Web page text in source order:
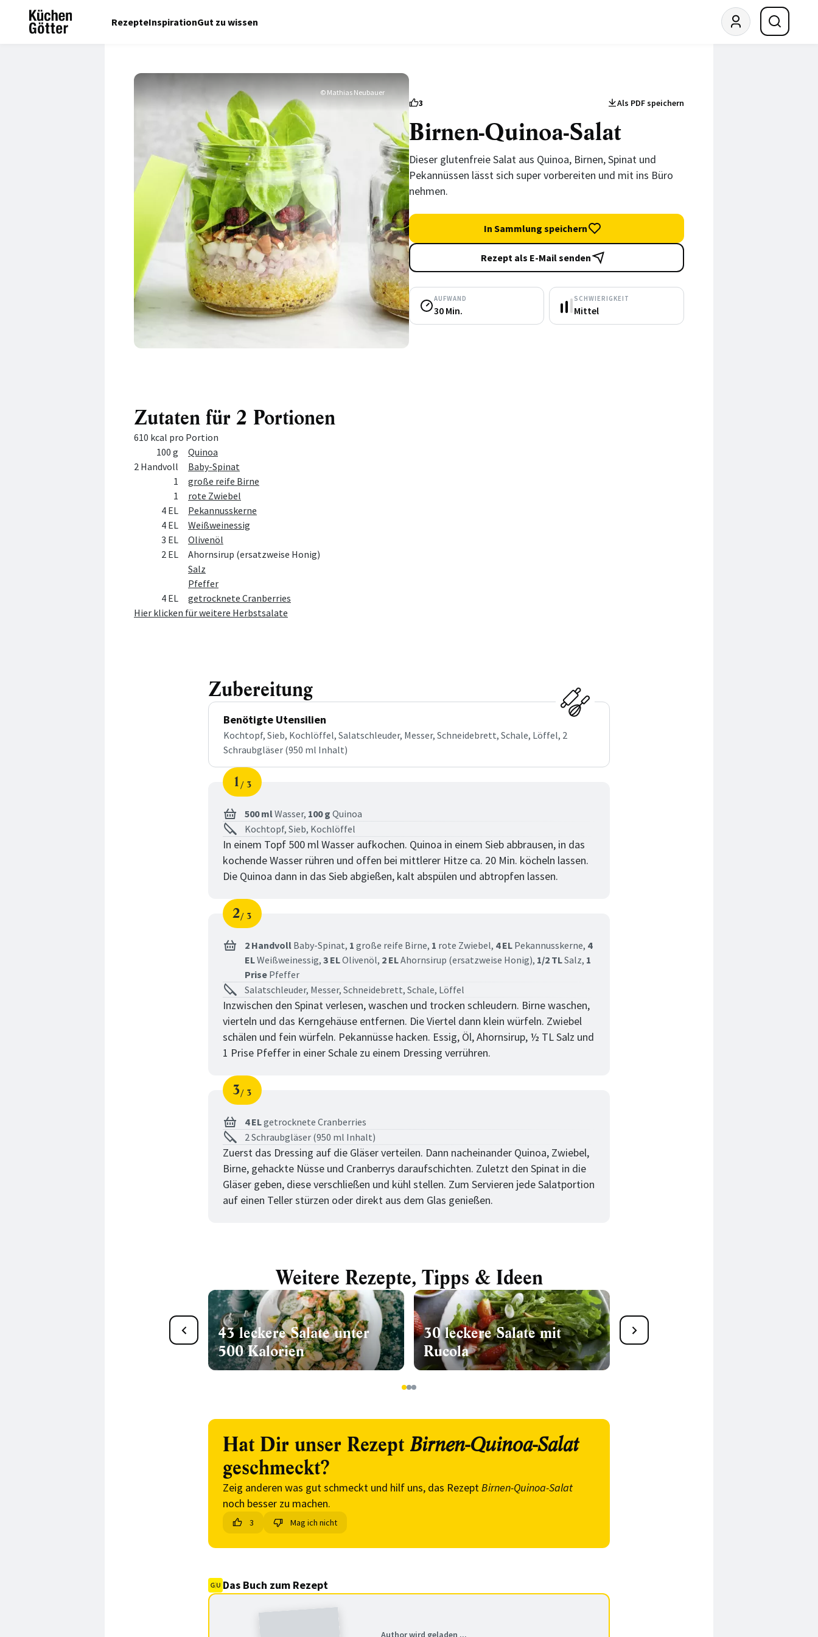
RezepteInspirationGut zu wissen
© Mathias Neubauer
3 Als PDF speichern
Birnen-Quinoa-Salat
Dieser glutenfreie Salat aus Quinoa, Birnen, Spinat und
Pekannüssen lässt sich super vorbereiten und mit ins Büro
nehmen.
In Sammlung speichern
Rezept als E-Mail senden
AUFWAND
30 Min.
SCHWIERIGKEIT
Mittel
Zutaten für 2 Portionen
610 kcal pro Portion
MengeZutat
100 g
Quinoa
2 Handvoll
Baby-Spinat
1
große reife Birne
1
rote Zwiebel
4 EL
Pekannusskerne
4 EL
Weißweinessig
3 EL
Olivenöl
2 EL
Ahornsirup (ersatzweise Honig)
Salz
Pfeffer
4 EL
getrocknete Cranberries
Hier klicken für weitere Herbstsalate
Zubereitung
Benötigte Utensilien
Kochtopf, Sieb, Kochlöffel, Salatschleuder, Messer, Schneidebrett, Schale, Löffel, 2
Schraubgläser (950 ml Inhalt)
Schritt
1
von
3
500 mlWasser, 100 g Quinoa
Kochtopf, Sieb, Kochlöffel
In einem Topf 500 ml Wasser aufkochen. Quinoa in einem Sieb abbrausen, in das
kochende Wasser rühren und offen bei mittlerer Hitze ca. 20 Min. köcheln lassen.
Die Quinoa dann in das Sieb abgießen, kalt abspülen und abtropfen lassen.
Schritt
2
von
3
2 Handvoll Baby-Spinat, 1 große reife Birne, 1 rote Zwiebel, 4 EL Pekannusskerne, 4
ELWeißweinessig, 3 ELOlivenöl, 2 ELAhornsirup (ersatzweise Honig), 1/2 TLSalz, 1
Prise Pfeffer
Salatschleuder, Messer, Schneidebrett, Schale, Löffel
Inzwischen den Spinat verlesen, waschen und trocken schleudern. Birne waschen,
vierteln und das Kerngehäuse entfernen. Die Viertel dann klein würfeln. Zwiebel
schälen und fein würfeln. Pekannüsse hacken. Essig, Öl, Ahornsirup, ½ TL Salz und
1 Prise Pfeffer in einer Schale zu einem Dressing verrühren.
Schritt
3
von
3
4 ELgetrocknete Cranberries
2 Schraubgläser (950 ml Inhalt)
Zuerst das Dressing auf die Gläser verteilen. Dann nacheinander Quinoa, Zwiebel,
Birne, gehackte Nüsse und Cranberrys daraufschichten. Zuletzt den Spinat in die
Gläser geben, diese verschließen und kühl stellen. Zum Servieren jede Salatportion
auf einen Teller stürzen oder direkt aus dem Glas genießen.
Weitere Rezepte, Tipps & Ideen
43 leckere Salate unter
500 Kalorien
30 leckere Salate mit
Rucola
Chicorée Salat Rezepte
123
Hat Dir unser Rezept Birnen-Quinoa-Salat
geschmeckt?
Zeig anderen was gut schmeckt und hilf uns, das RezeptBirnen-Quinoa-Salat
noch besser zu machen.
3 Mag ich nicht
Das Buch zum Rezept
Author wird geladen ...